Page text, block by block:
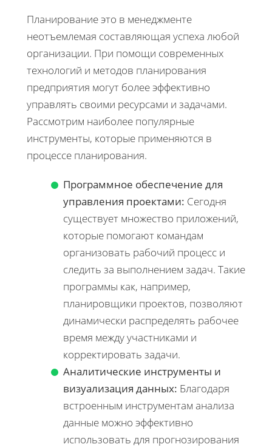
Планирование это в менеджменте
неотъемлемая составляющая успеха любой
организации. При помощи современных
технологий и методов планирования
предприятия могут более эффективно
управлять своими ресурсами и задачами.
Рассмотрим наиболее популярные
инструменты, которые применяются в
процессе планирования.
Программное обеспечение для
управления проектами: Сегодня
существует множество приложений,
которые помогают командам
организовать рабочий процесс и
следить за выполнением задач. Такие
программы как, например,
планировщики проектов, позволяют
динамически распределять рабочее
время между участниками и
корректировать задачи.
Аналитические инструменты и
визуализация данных: Благодаря
встроенным инструментам анализа
данные можно эффективно
использовать для прогнозирования